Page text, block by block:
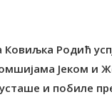
Родић
Јеком и
и побиле